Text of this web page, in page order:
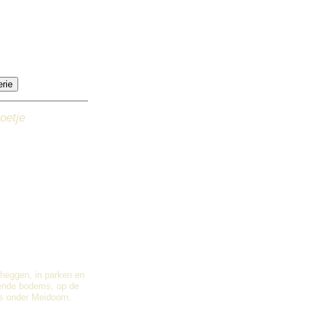
in parken en
bodems, op de
onder Meidoorn.